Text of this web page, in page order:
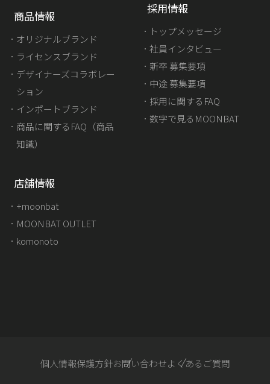
商品情報
オリジナルブランド
ライセンスブランド
デザイナーズコラボレー
ション
インポートブランド
商品に関するFAQ（商品
知識）
店舗情報
+moonbat
MOONBAT OUTLET
komonoto
採用情報
トップメッセージ
社員インタビュー
新卒 募集要項
中途 募集要項
採用に関するFAQ
数字で見るMOONBAT
個人情報保護方針お問い合わせよくあるご質問